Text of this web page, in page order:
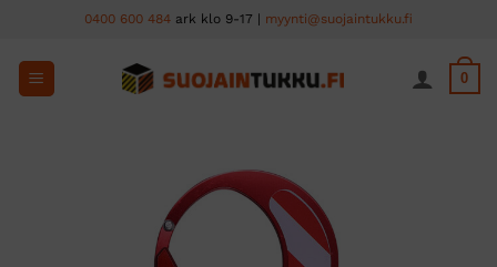
content
0400 600 484 ark klo 9-17 | myynti@suojaintukku.fi
0